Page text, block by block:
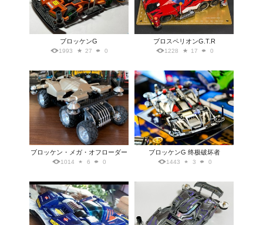
ブロッケンG
1993 27 0
ブロスペリオンG.T.R
1228 17 0
ブロッケン・メガ・オフローダー
1014 6 0
ブロッケンG 终极破坏者
1443 3 0